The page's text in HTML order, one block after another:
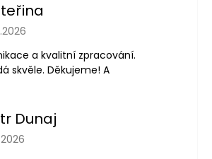
obchodu je 5 z 5 hviezdičiek.
a kvalitní zpracování.
skvěle. Děkujeme! A
Dunaj
obchodu je 5 z 5 hviezdičiek.